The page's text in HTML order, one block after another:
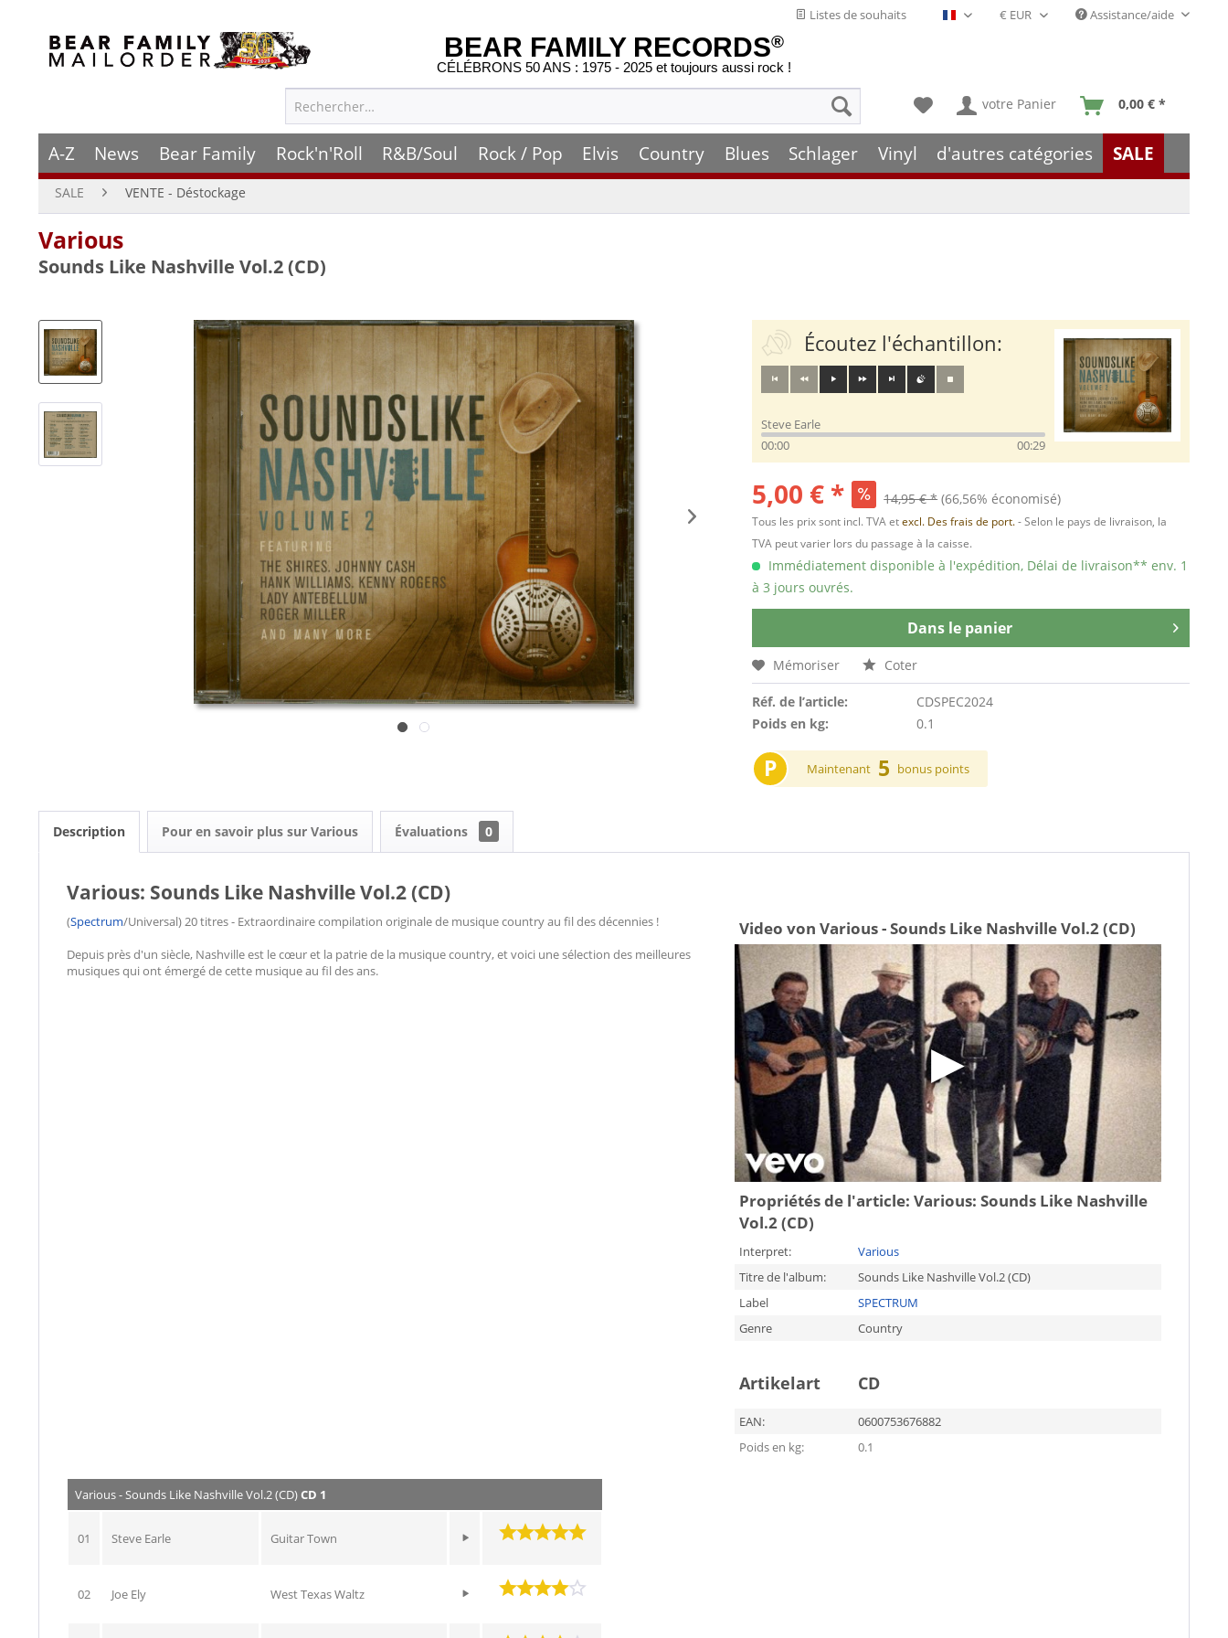
Listes de souhaits Français- FR Assistance/aide
BEAR FAMILY RECORDS®
CÉLÉBRONS 50 ANS : 1975 - 2025 et toujours aussi rock !
votre Panier 0,00 € *
A-Z News Bear Family Rock'n'Roll R&B/Soul Rock / Pop Elvis Country Blues Schlager Vinyl d'autres catégories SALE
SALE VENTE - Déstockage
Various
Sounds Like Nashville Vol.2 (CD)
Écoutez l'échantillon:
Steve Earle
00:00
00:29
5,00 € * 14,95 € * (66,56% économisé)
Tous les prix sont incl. TVA etexcl. Des frais de port.- Selon le pays de livraison, la
TVA peut varier lors du passage à la caisse.
Immédiatement disponible à l'expédition, Délai de livraison** env. 1
à 3 jours ouvrés.
Dans le panier
Mémoriser Coter
Réf. de l’article:
CDSPEC2024
Poids en kg:
0.1
P Maintenant 5 bonus points
Description Pour en savoir plus sur Various Évaluations 0
Various: Sounds Like Nashville Vol.2 (CD)
(Spectrum/Universal) 20 titres - Extraordinaire compilation originale de musique country au fil des décennies !
Depuis près d'un siècle, Nashville est le cœur et la patrie de la musique country, et voici une sélection des meilleures
musiques qui ont émergé de cette musique au fil des ans.
Video von Various - Sounds Like Nashville Vol.2 (CD)
Propriétés de l'article: Various: Sounds Like Nashville
Vol.2 (CD)
Interpret:
Various
Titre de l'album:
Sounds Like Nashville Vol.2 (CD)
Label
SPECTRUM
Genre
Country
Artikelart CD
EAN:
0600753676882
Poids en kg:
0.1
Various - Sounds Like Nashville Vol.2 (CD)CD 1
01 Steve Earle Guitar Town
02 Joe Ely West Texas Waltz